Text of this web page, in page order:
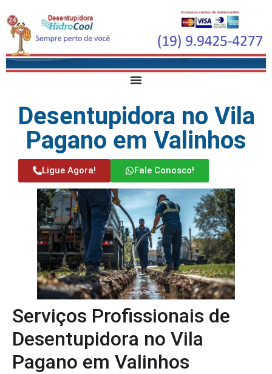
Desentupidora no Vila
Pagano em Valinhos
Ligue Agora! Fale Conosco!
Serviços Profissionais de
Desentupidora no Vila
Pagano em Valinhos